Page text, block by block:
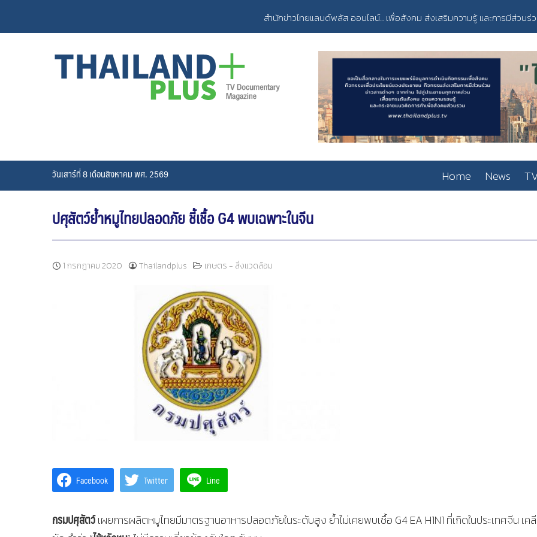
content
สำนักข่าวไทยแลนด์พลัส ออนไลน์... เพื่อสังคม ส่งเสริมความรู้ และการมีส่วนร่
วันเสาร์ที่ 8 เดือนสิงหาคม พศ. 2569 Home News
ปศุสัตว์ย้ำหมูไทยปลอดภัย ชี้เชื้อ G4 พบเฉพาะในจีน
1 กรกฎาคม 2020 Thailandplus เกษตร - สิ่งแวดล้อม
Facebook Twitter Line
กรมปศุสัตว์เผยการผลิตหมูไทยมีมาตรฐานอาหารปลอดภัยในระดับสูง ย้ำไม่เคยพบเชื้อ G4 EA H1N1 ที่เกิดในประเทศจีน เค